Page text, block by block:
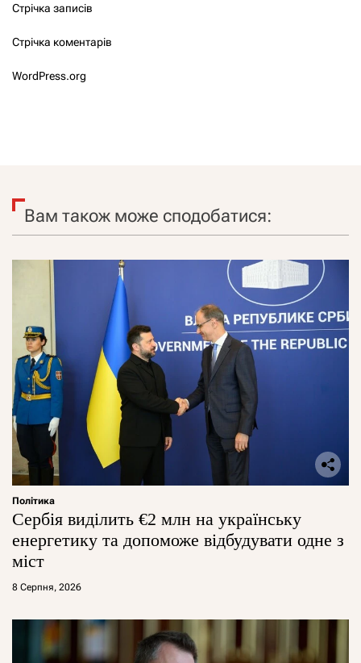
Стрічка записів
Стрічка коментарів
WordPress.org
Вам також може сподобатися:
Політика
Сербія виділить €2 млн на українську
енергетику та допоможе відбудувати одне з
міст
8 Серпня, 2026